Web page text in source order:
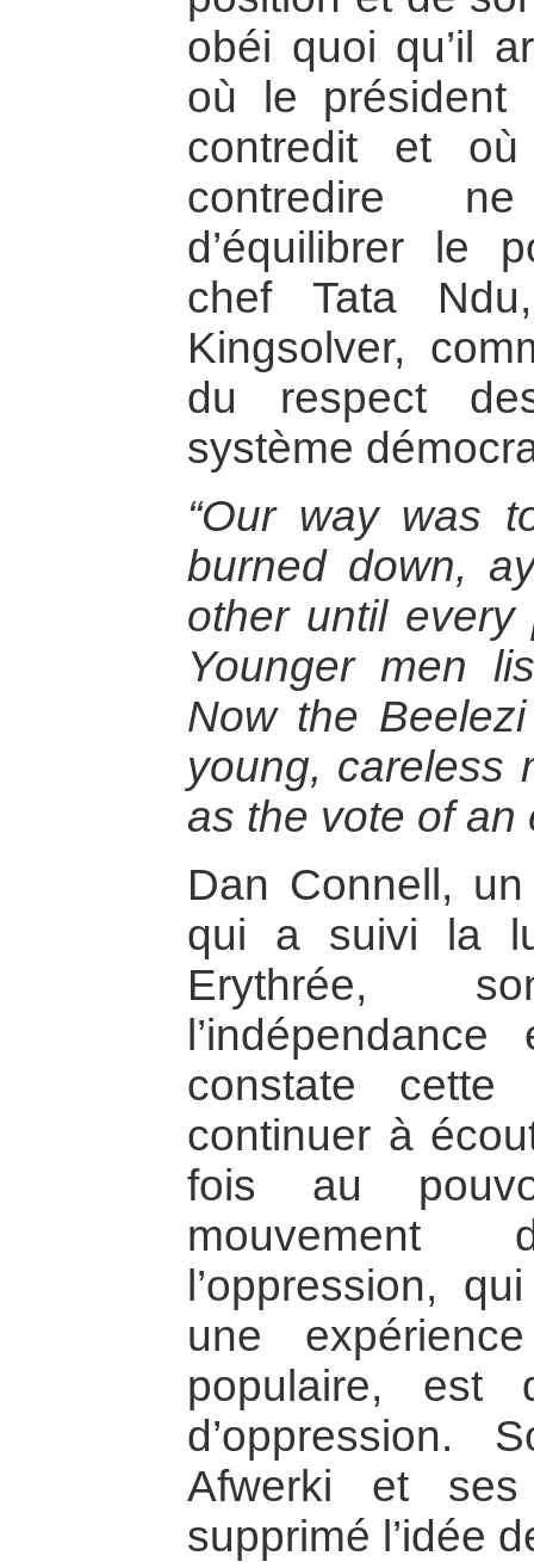
obéi quoi qu’il
où le président
contredit et
contredire
d’équilibrer le
chef Tata
Kingsolver,
du respect
système
“Our way was
burned down,
other until every
Younger men
Now the
young, careless
as the vote of an
Dan Connell,
qui a suivi la
Erythrée,
constate cette
continuer à
fois au
l’oppression,
une
populaire, est
d’oppression.
Afwerki et
supprimé l’idée